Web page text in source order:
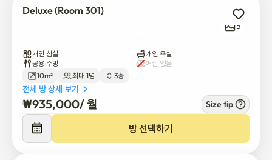
-카페, 레스토랑, 슈퍼마켓, 그리고 일상적인 편의시설로 둘러싸여
[개인실]
모든 객실에는 가구가 완비되어 있으며 다음이 포함됩니다:
-개인 욕실 & 샤워
-개별 냉난방
-개인 세탁기 및 건조기
-전용 전자레인지
-고속 와이파이
Deluxe (Room 301)
5
개인 침실
개인 욕실
공용 주방
거실 없음
10m²
최대 1명 3층
전체 방 상세 보기
₩935,000/ 월 Size tip
방 선택하기